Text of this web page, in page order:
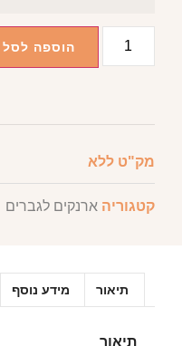
הוספה לסל
מק"ט ללא
קטגוריה ארנקים לגברים
תיאור מידע נוסף
תיאור